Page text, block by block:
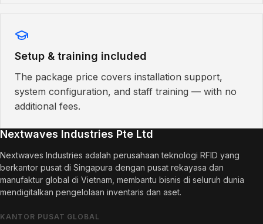
Setup & training included
The package price covers installation support,
system configuration, and staff training — with no
additional fees.
Nextwaves Industries Pte Ltd
Nextwaves Industries adalah perusahaan teknologi RFID yang
berkantor pusat di Singapura dengan pusat rekayasa dan
manufaktur global di Vietnam, membantu bisnis di seluruh dunia
mendigitalkan pengelolaan inventaris dan aset.
KANTOR PUSAT GLOBAL